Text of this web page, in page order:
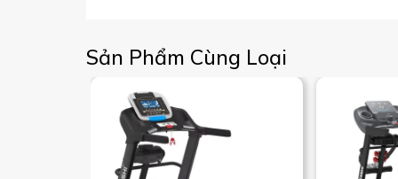
Sản Phẩm Cùng Loại